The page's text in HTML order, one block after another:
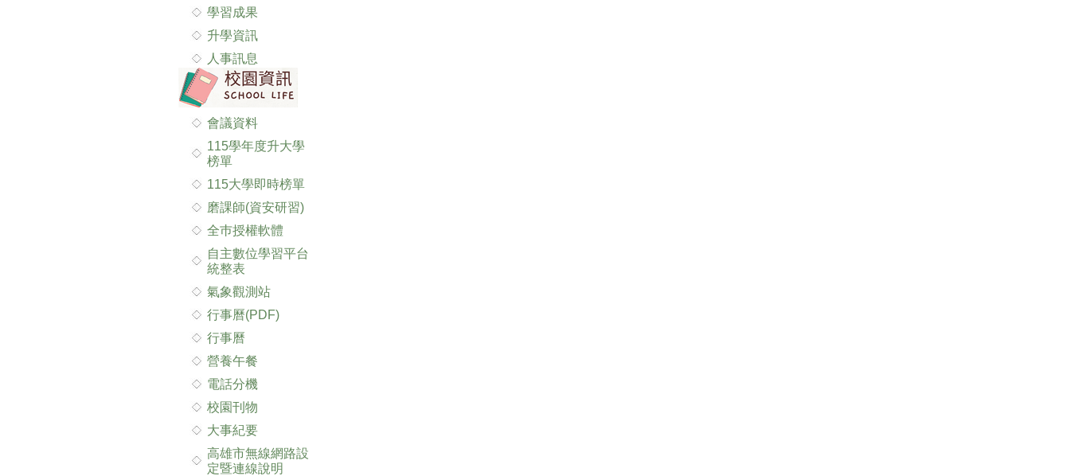
學習成果
升學資訊
人事訊息
會議資料
115學年度升大學
榜單
115大學即時榜單
磨課師(資安研習)
全巿授權軟體
自主數位學習平台
統整表
氣象觀測站
行事曆(PDF)
行事曆
營養午餐
電話分機
校園刊物
大事紀要
高雄市無線網路設
定暨連線說明